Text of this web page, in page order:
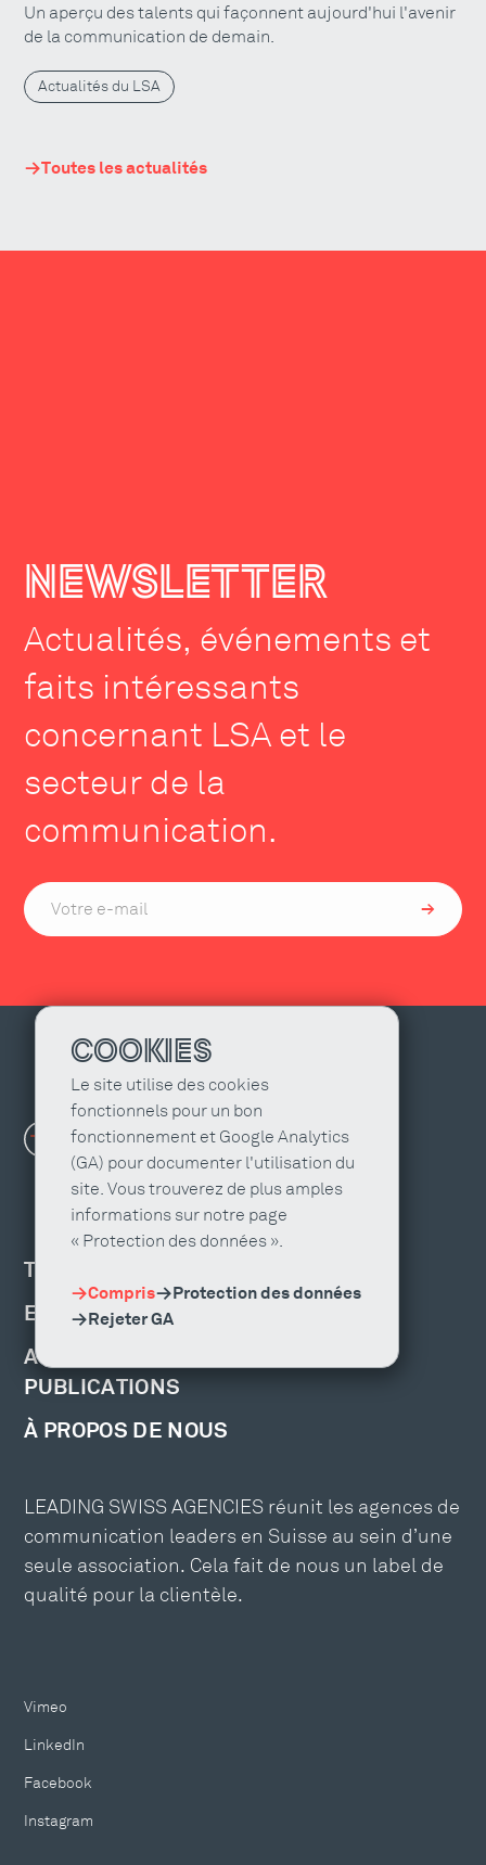
Un aperçu des talents qui façonnent aujourd'hui l'avenir
de la communication de demain.
Actualités du LSA
Toutes les actualités
NEWSLETTER
Actualités, événements et
faits intéressants
concernant LSA et le
secteur de la
communication.
COOKIES
Le site utilise des cookies
fonctionnels pour un bon
fonctionnement et Google Analytics
(GA) pour documenter l'utilisation du
site. Vous trouverez de plus amples
informations sur notre page
« Protection des données ».
Compris
Protection des données
Rejeter GA
TROUVER UNE AGENCE
EMPLOIS ET FORMATION
ACTUALITÉS, ÉVÉNEMENTS ET
PUBLICATIONS
À PROPOS DE NOUS
LEADING SWISS AGENCIES réunit les agences de
communication leaders en Suisse au sein d’une
seule association. Cela fait de nous un label de
qualité pour la clientèle.
Vimeo
LinkedIn
Facebook
Instagram